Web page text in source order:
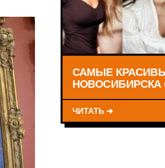
САМЫЕ
НОВОСИБИРСКА
ЧИТАТЬ ➔